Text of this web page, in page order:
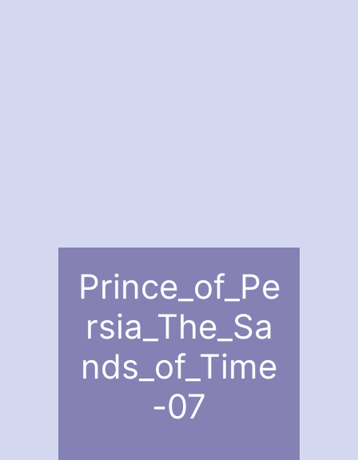
Prince_of_Pe
rsia_The_Sa
nds_of_Time
-07